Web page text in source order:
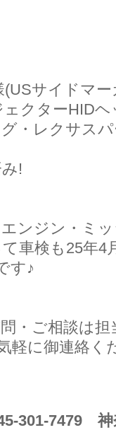
サイドマ
クターHID
・レクサス
!
ンジン・ミ
車検も25年
す♪
・ご相談は担
軽に御連絡く
301-7479 神